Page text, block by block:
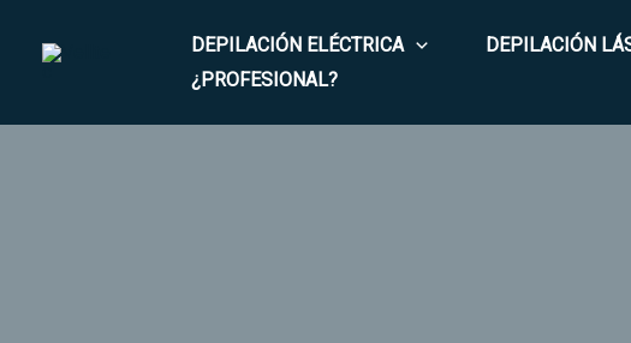
DEPILACIÓN ELÉCTRICA DEPILACIÓN
¿PROFESIONAL?